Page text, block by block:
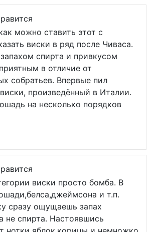
можно ставить этот с
виски в ряд после Чиваса.
спирта и привкусом
в отличие от
собратьев. Впервые пил
произведённый в Италии.
на несколько порядков
виски просто бомба. В
и т.п.
сразу ощущаешь запах
не спирта. Настоявшись